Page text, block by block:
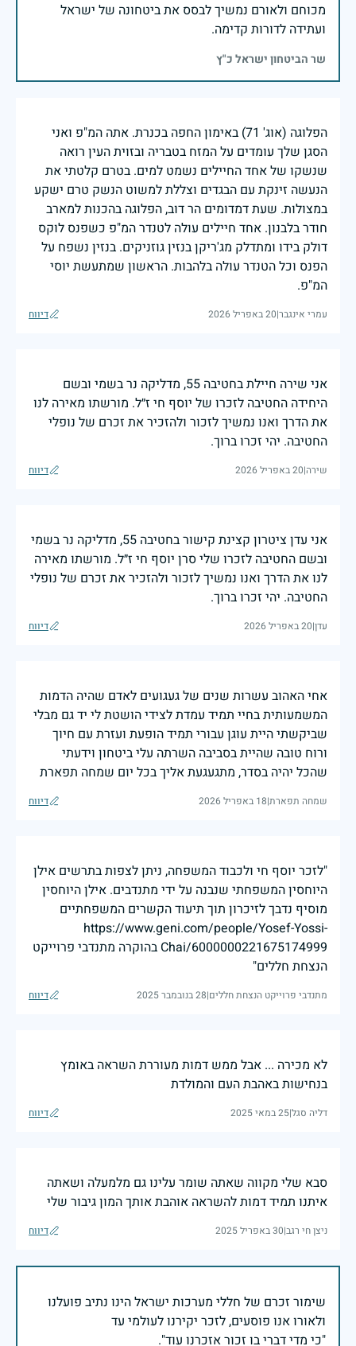
מכוחם ולאורם נמשיך לבסס את ביטחונה של ישראל
ועתידה לדורות קדימה.
שר הביטחון ישראל כ"ץ
הפלוגה (אוג' 71) באימון החפה בכנרת. אתה המ"פ ואני
הסגן שלך עומדים על המזח בטבריה ובזוית העין רואה
שנשקו של אחד החיילים נשמט למים. בטרם קלטתי את
הנעשה זינקת עם הבגדים וצללת למשוט הנשק טרם ישקע
במצולות. שעת דמדומים הר דוב, הפלוגה בהכנות למארב
חודר בלבנון. אחד חיילים עולה לטנדר המ"פ כשפנס לוקס
דולק בידו ומתדלק מג'ריקן בנזין גוזניקים. בנזין נשפח על
הפנס וכל הטנדר עולה בלהבות. הראשון שמתעשת יוסי
המ"פ.
עמרי אינגבר|20 באפריל 2026 דיווח
אני שירה חיילת בחטיבה 55, מדליקה נר בשמי ובשם
היחידה החטיבה לזכרו של יוסף חי ז״ל. מורשתו מאירה לנו
את הדרך ואנו נמשיך לזכור ולהזכיר את זכרם של נופלי
החטיבה. יהי זכרו ברוך.
שירה|20 באפריל 2026 דיווח
אני עדן ציטרון קצינת קישור בחטיבה 55, מדליקה נר בשמי
ובשם החטיבה לזכרו שלי סרן יוסף חי ז״ל. מורשתו מאירה
לנו את הדרך ואנו נמשיך לזכור ולהזכיר את זכרם של נופלי
החטיבה. יהי זכרו ברוך.
עדן|20 באפריל 2026 דיווח
אחי האהוב עשרות שנים של געגועים לאדם שהיה הדמות
המשמעותית בחיי תמיד עמדת לצידי הושטת לי יד גם מבלי
שביקשתי היית עוגן עבורי תמיד הופעת ועזרת עם חיוך
ורוח טובה שהיית בסביבה השרתה עלי ביטחון וידעתי
שהכל יהיה בסדר, מתגעגעת אליך בכל יום שמחה תפארת
שמחה תפארת|18 באפריל 2026 דיווח
"לזכר יוסף חי ולכבוד המשפחה, ניתן לצפות בתרשים אילן
היוחסין המשפחתי שנבנה על ידי מתנדבים. אילן היוחסין
מוסיף נדבך לזיכרון תוך תיעוד הקשרים המשפחתיים
https://www.geni.com/people/Yosef-Yossi-
Chai/6000000221675174999 בהוקרה מתנדבי פרוייקט
הנצחת חללים"
מתנדבי פרוייקט הנצחת חללים|28 בנובמבר 2025 דיווח
לא מכירה ... אבל ממש דמות מעוררת השראה באומץ
בנחישות באהבת העם והמולדת
דליה סגל|25 במאי 2025 דיווח
סבא שלי מקווה שאתה שומר עלינו גם מלמעלה ושאתה
איתנו תמיד דמות להשראה אוהבת אותך המון גיבור שלי
ניצן חי רגב|30 באפריל 2025 דיווח
שימור זכרם של חללי מערכות ישראל הינו נתיב פועלנו